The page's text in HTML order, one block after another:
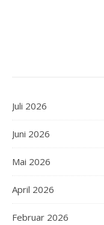
Juli 2026
Juni 2026
Mai 2026
April 2026
Februar 2026